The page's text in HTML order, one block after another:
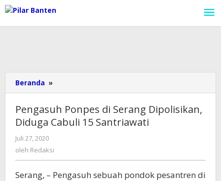
Lewati
ke
konten
Beranda »
Ponpes
di
Serang
Dipolisikan,
Pengasuh Ponpes di Serang Dipolisikan,
Diduga Cabuli 15 Santriawati
Juli 27, 2020
oleh Redaksi
Serang, – Pengasuh sebuah pondok pesantren di